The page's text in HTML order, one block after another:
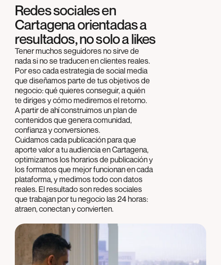
Redes sociales en
Cartagena orientadas a
resultados, no solo a likes
Tener muchos seguidores no sirve de
nada si no se traducen en clientes reales.
Por eso cada estrategia de social media
que diseñamos parte de tus objetivos de
negocio: qué quieres conseguir, a quién
te diriges y cómo mediremos el retorno.
A partir de ahí construimos un plan de
contenidos que genera comunidad,
confianza y conversiones.
Cuidamos cada publicación para que
aporte valor a tu audiencia en Cartagena,
optimizamos los horarios de publicación y
los formatos que mejor funcionan en cada
plataforma, y medimos todo con datos
reales. El resultado son redes sociales
que trabajan por tu negocio las 24 horas:
atraen, conectan y convierten.